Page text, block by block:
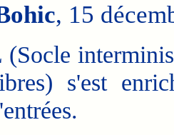
, 15
s'est